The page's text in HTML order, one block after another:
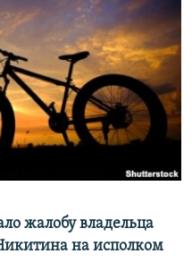
жалобу владельца
на исполком